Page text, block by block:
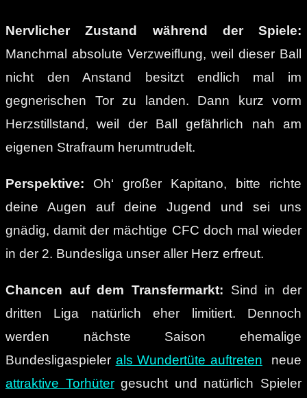
Nervlicher Zustand während der Spiele:
Manchmal absolute Verzweiflung, weil dieser Ball
nicht den Anstand besitzt endlich mal im
gegnerischen Tor zu landen. Dann kurz vorm
Herzstillstand, weil der Ball gefährlich nah am
eigenen Strafraum herumtrudelt.
Perspektive: Oh‘ großer Kapitano, bitte richte
deine Augen auf deine Jugend und sei uns
gnädig, damit der mächtige CFC doch mal wieder
in der 2. Bundesliga unser aller Herz erfreut.
Chancen auf dem Transfermarkt: Sind in der
dritten Liga natürlich eher limitiert. Dennoch
werden nächste Saison ehemalige
Bundesligaspieler als Wundertüte auftreten neue
attraktive Torhütergesucht und natürlich Spieler